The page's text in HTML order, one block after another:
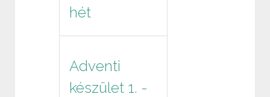
hét
Adventi
készület 1. -